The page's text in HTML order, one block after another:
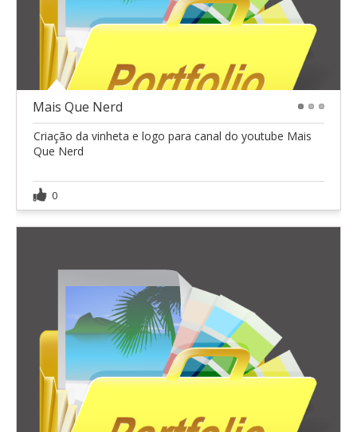
Mais Que Nerd
Criação da vinheta e logo para canal do youtube Mais
Que Nerd
0